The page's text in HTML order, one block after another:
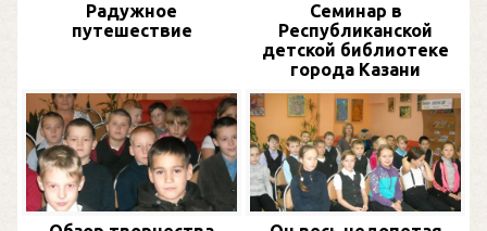
Радужное
путешествие
Семинар в
Республиканской
детской библиотеке
города Казани